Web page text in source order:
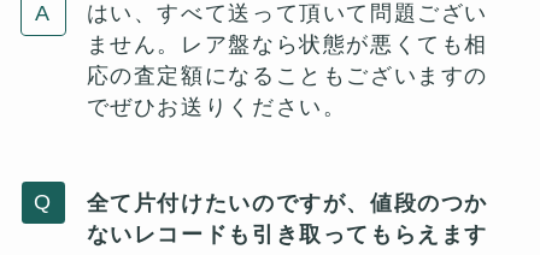
はい、すべて送って頂いて問題ござい
ません。レア盤なら状態が悪くても相
応の査定額になることもございますの
でぜひお送りください。
全て片付けたいのですが、値段のつか
ないレコードも引き取ってもらえます